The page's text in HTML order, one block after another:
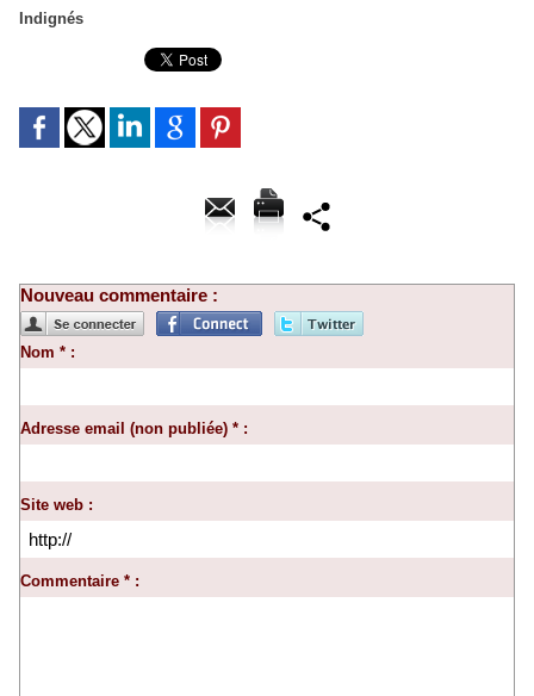
Indignés
Nouveau commentaire :
Nom * :
Adresse email (non publiée) * :
Site web :
Commentaire * :